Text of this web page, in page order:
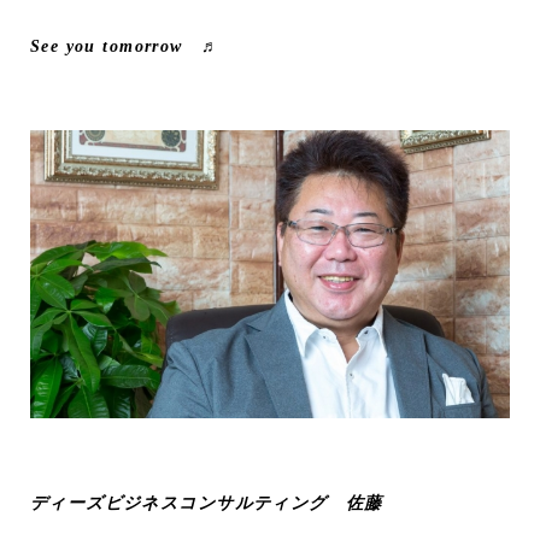
See you tomorrow ♬
ディーズビジネスコンサルティング 佐藤